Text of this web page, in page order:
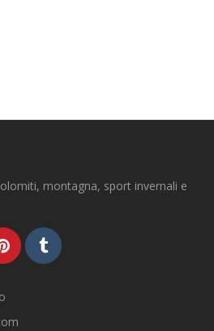
montagna, sport invernali e